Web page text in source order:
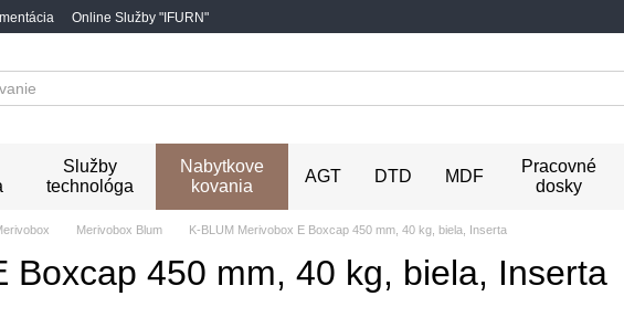
Online Služby "IFURN"
Služby
technológa
Nabytkove
kovania
AGT DTD MDF
Pracovné
dosky
Merivobox Blum K-BLUM Merivobox E Boxcap 450 mm, 40 kg, biela, Inserta
Boxcap 450 mm, 40 kg, biela, Inserta